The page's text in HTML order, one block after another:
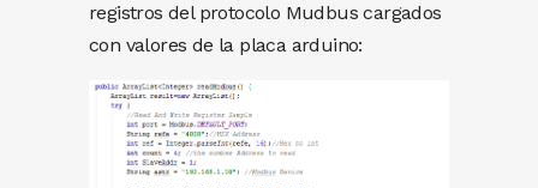
registros del protocolo Mudbus cargados
con valores de la placa arduino: